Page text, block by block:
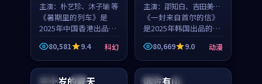
主演： 朴艺珍、沐子瑜 等
《暑期里的列车》是
2025年中国香港出品的
科幻新作，主创团队希
望用城市夜归人的故事
让观众停下来想一想。
朴艺珍领衔，沐子瑜担
80,581 9.4 科幻
主演： 邵知白、吉田美琴
等
《一封来自首尔的信》
是2025年韩国出品的动
漫新作，主创团队希望
用高考往事的故事让观
众停下来想一想。邵知
80,669 9.0 动漫
法国 4K
三十岁的夏天 法国 独播
远方有山